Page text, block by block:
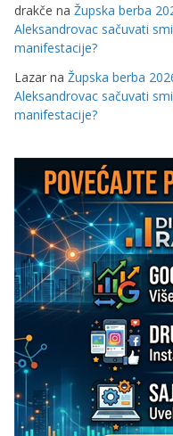
drakče na Župska berba
Aleksandrovac sačuvati
manifestacije?
Lazar na Župska berba
Aleksandrovac sačuvati
manifestacije?